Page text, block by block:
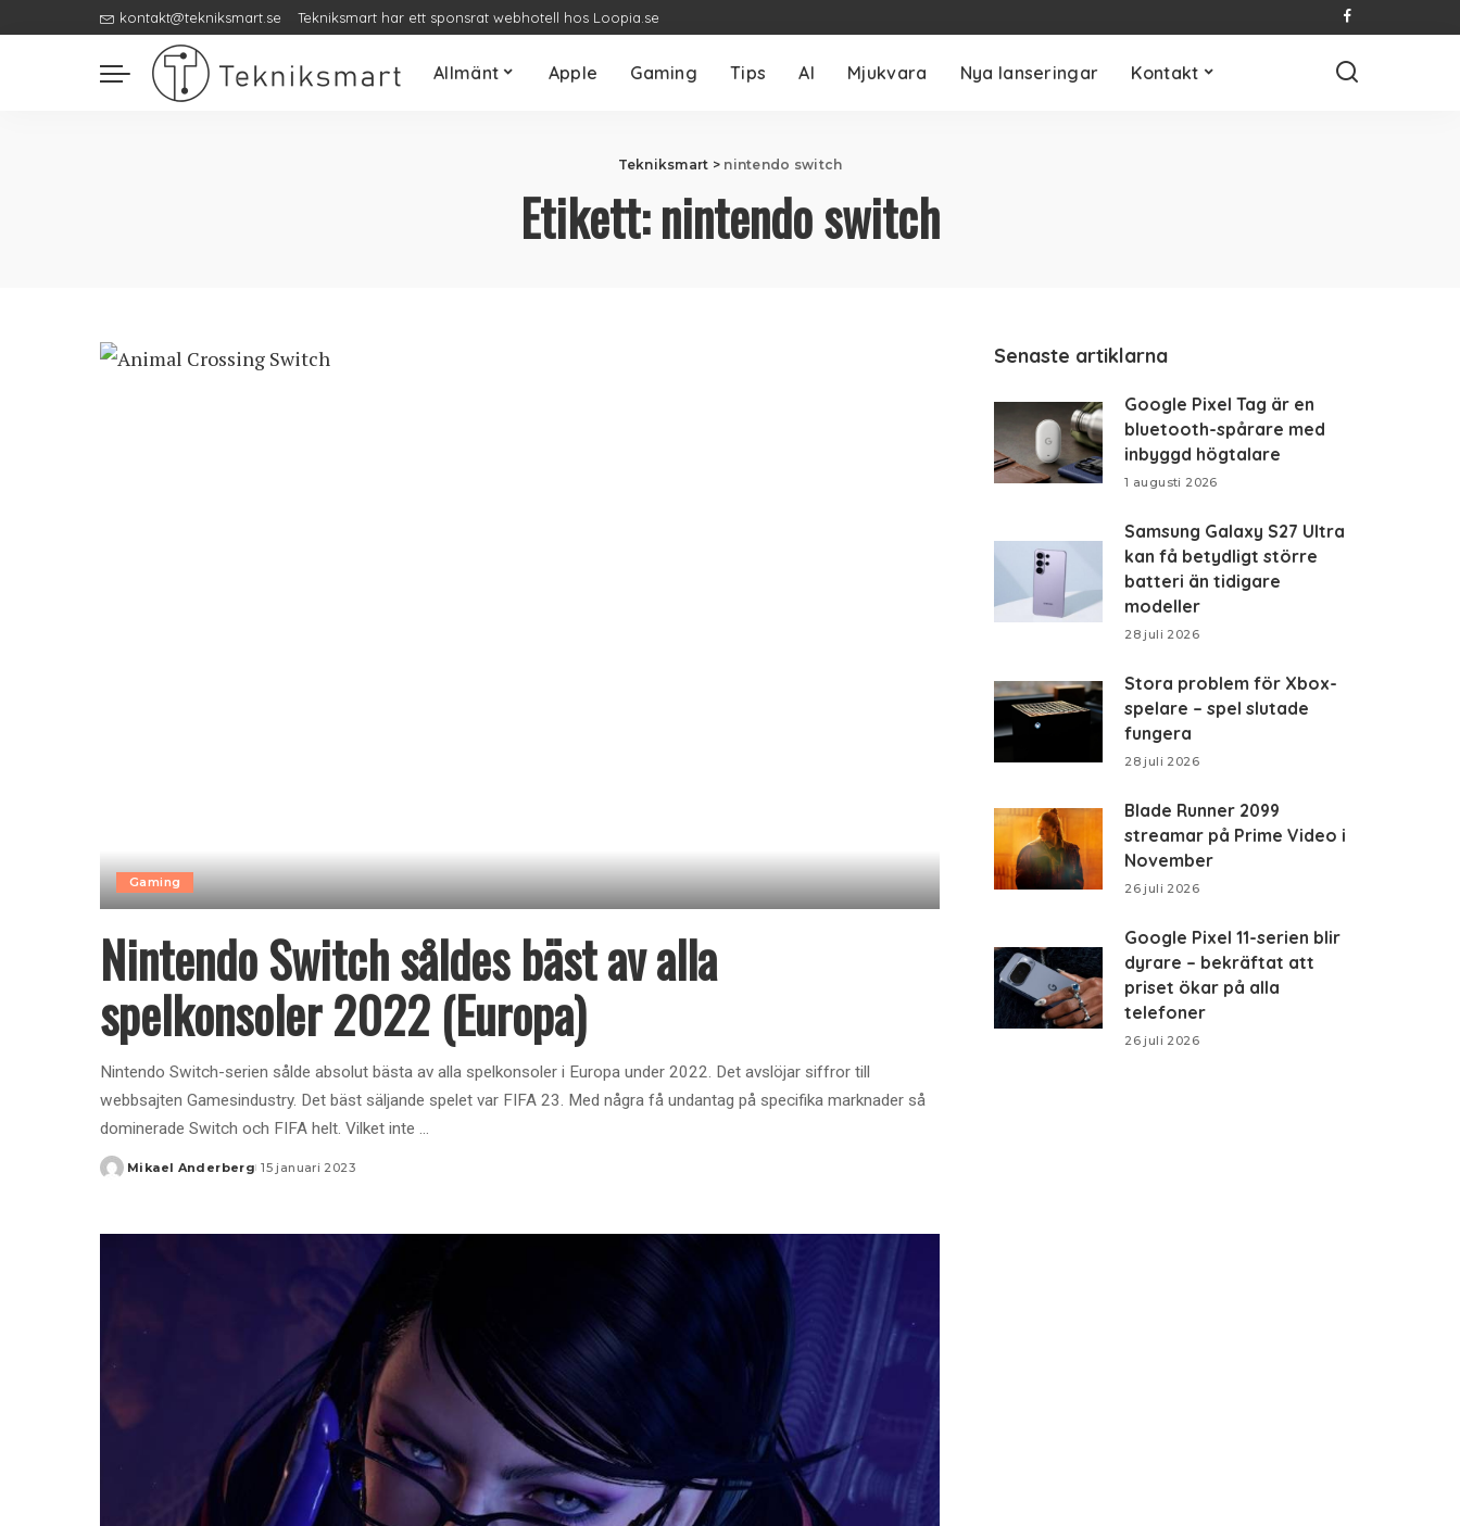
kontakt@tekniksmart.se Tekniksmart har ett sponsrat webhotell hos Loopia.se
Allmänt Apple Gaming Tips AI Mjukvara Nya lanseringar Kontakt
Tekniksmart > nintendo switch
Etikett:nintendo switch
Gaming
Nintendo Switch såldes bäst av alla
spelkonsoler 2022 (Europa)
Nintendo Switch-serien sålde absolut bästa av alla spelkonsoler i Europa under 2022. Det avslöjar siffror till
webbsajten Gamesindustry. Det bäst säljande spelet var FIFA 23. Med några få undantag på specifika marknader så
dominerade Switch och FIFA helt. Vilket inte ...
Posted
Mikael Anderberg 15 januari 2023
Senaste artiklarna
Google Pixel Tag är en
bluetooth-spårare med
inbyggd högtalare
1 augusti 2026
Samsung Galaxy S27 Ultra
kan få betydligt större
batteri än tidigare
modeller
28 juli 2026
Stora problem för Xbox-
spelare – spel slutade
fungera
28 juli 2026
Blade Runner 2099
streamar på Prime Video i
November
26 juli 2026
Google Pixel 11-serien blir
dyrare – bekräftat att
priset ökar på alla
telefoner
26 juli 2026